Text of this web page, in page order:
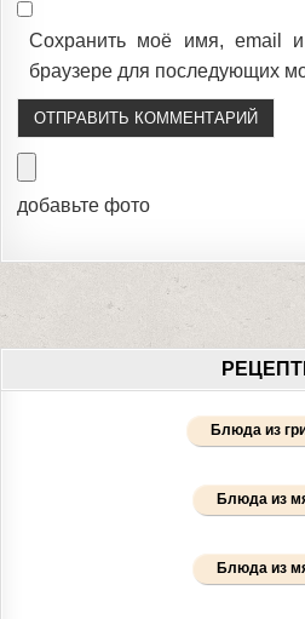
Сохранить моё имя, email
браузере для последующих
добавьте фото
Блюда из
Блюда из
Блюда из